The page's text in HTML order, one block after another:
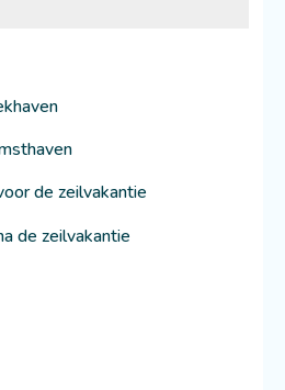
de zeilvakantie
de zeilvakantie